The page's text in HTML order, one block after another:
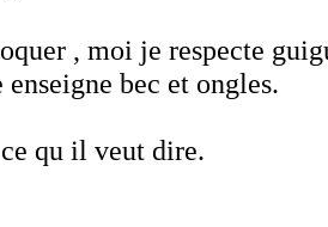
, moi je respecte
bec et ongles.
qu il veut dire.